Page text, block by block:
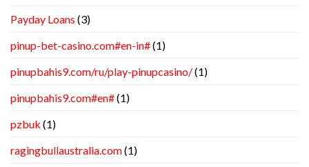
Payday Loans (3)
pinup-bet-casino.com#en-in#(1)
pinupbahis9.com/ru/play-pinupcasino/(1)
pinupbahis9.com#en#(1)
pzbuk (1)
ragingbullaustralia.com(1)